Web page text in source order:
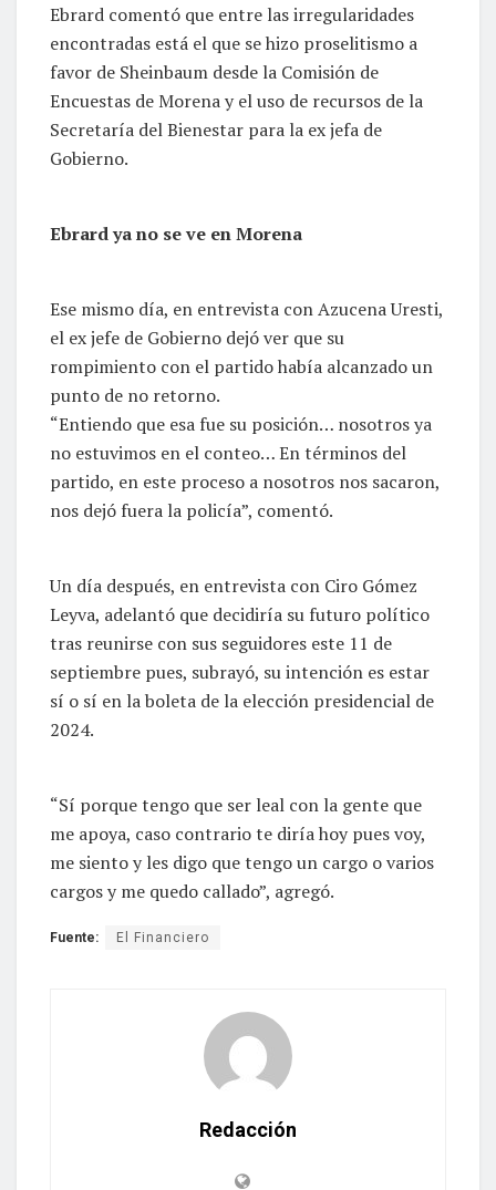
Ebrard comentó que entre las irregularidades
encontradas está el que se hizo proselitismo a
favor de Sheinbaum desde la Comisión de
Encuestas de Morena y el uso de recursos de la
Secretaría del Bienestar para la ex jefa de
Gobierno.
Ebrard ya no se ve en Morena
Ese mismo día, en entrevista con Azucena Uresti,
el ex jefe de Gobierno dejó ver que su
rompimiento con el partido había alcanzado un
punto de no retorno.
“Entiendo que esa fue su posición… nosotros ya
no estuvimos en el conteo… En términos del
partido, en este proceso a nosotros nos sacaron,
nos dejó fuera la policía”, comentó.
Un día después, en entrevista con Ciro Gómez
Leyva, adelantó que decidiría su futuro político
tras reunirse con sus seguidores este 11 de
septiembre pues, subrayó, su intención es estar
sí o sí en la boleta de la elección presidencial de
2024.
“Sí porque tengo que ser leal con la gente que
me apoya, caso contrario te diría hoy pues voy,
me siento y les digo que tengo un cargo o varios
cargos y me quedo callado”, agregó.
Fuente: El Financiero
Redacción